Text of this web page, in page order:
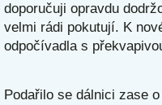
doporučuji opravdu
velmi rádi pokutují. K
odpočívadla s
Podařilo se dálnici zase